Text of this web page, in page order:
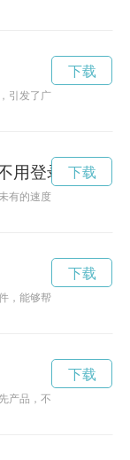
引发了广泛关注和讨论。
下载
用登录
有的速度加速推进。在
下载
，能够帮助用户快速解
下载
产品，不仅在技术上进
下载